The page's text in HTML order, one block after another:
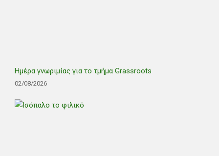
Ημέρα γνωριμίας για το τμήμα Grassroots
02/08/2026